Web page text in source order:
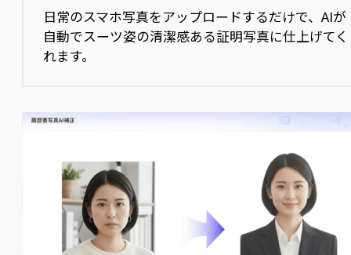
日常のスマホ写真をアップロードするだけで、AIが
自動でスーツ姿の清潔感ある証明写真に仕上げてく
れます。